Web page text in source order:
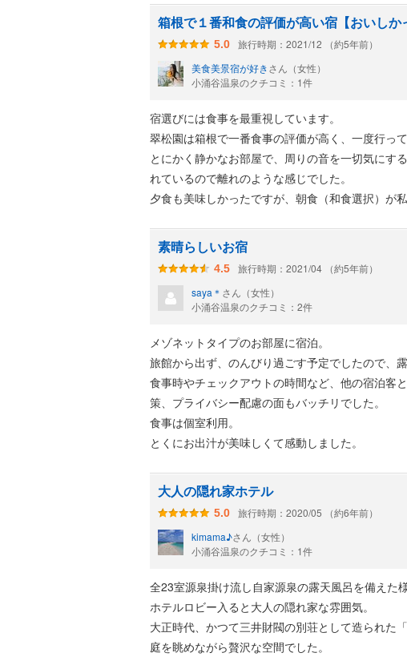
箱根で１番和食の評価が高い宿【おいしか
5.0
旅行時期：2021/12 （約5年前）
美食美景宿が好きさん（女性）
小涌谷温泉のクチコミ：1件
宿選びには食事を最重視しています。
翠松園は箱根で一番食事の評価が高く、一度行っ
とにかく静かなお部屋で、周りの音を一切気にす
れているので離れのような感じでした。
夕食も美味しかったですが、朝食（和食選択）が
小皿一つ一つが手が込んでいてさすが！の一言です
ファミリーにもカップルにもおすすめできる宿で
るので車いすの方にはおススメできません。
素晴らしいお宿
4.5
旅行時期：2021/04 （約5年前）
saya＊ さん（女性）
小涌谷温泉のクチコミ：2件
メゾネットタイプのお部屋に宿泊。
旅館から出ず、のんびり過ごす予定でしたので、
食事時やチェックアウトの時間など、他の宿泊客
策、プライバシー配慮の面もバッチリでした。
食事は個室利用。
とくにお出汁が美味しくて感動しました。
大人の隠れ家ホテル
5.0
旅行時期：2020/05 （約6年前）
kimama♪さん（女性）
小涌谷温泉のクチコミ：1件
全23室源泉掛け流し自家源泉の露天風呂を備えた
ホテルロビー入ると大人の隠れ家な雰囲気。
大正時代、かつて三井財閥の別荘として造られた
庭を眺めながら贅沢な空間でした。